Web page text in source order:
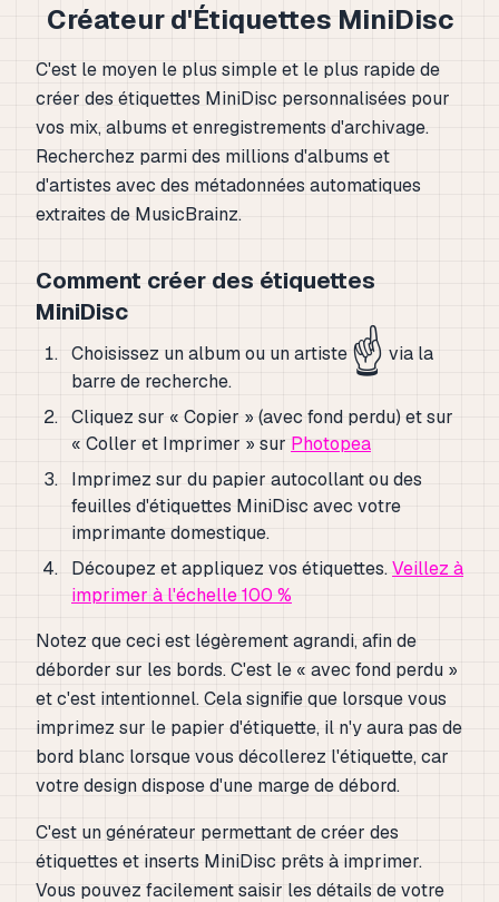
Créateur d'Étiquettes MiniDisc
C'est le moyen le plus simple et le plus rapide de
créer des étiquettes MiniDisc personnalisées pour
vos mix, albums et enregistrements d'archivage.
Recherchez parmi des millions d'albums et
d'artistes avec des métadonnées automatiques
extraites de MusicBrainz.
Comment créer des étiquettes
MiniDisc
Choisissez un album ou un artiste ☝️ via la
barre de recherche.
Cliquez sur « Copier » (avec fond perdu) et sur
« Coller et Imprimer » sur Photopea
Imprimez sur du papier autocollant ou des
feuilles d'étiquettes MiniDisc avec votre
imprimante domestique.
Découpez et appliquez vos étiquettes.Veillez à
imprimer à l'échelle 100 %
Notez que ceci est légèrement agrandi, afin de
déborder sur les bords. C'est le « avec fond perdu »
et c'est intentionnel. Cela signifie que lorsque vous
imprimez sur le papier d'étiquette, il n'y aura pas de
bord blanc lorsque vous décollerez l'étiquette, car
votre design dispose d'une marge de débord.
C'est un générateur permettant de créer des
étiquettes et inserts MiniDisc prêts à imprimer.
Vous pouvez facilement saisir les détails de votre